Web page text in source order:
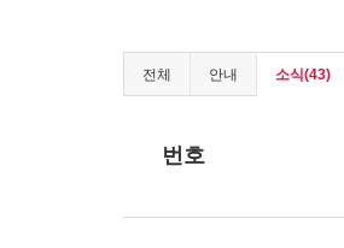
전체 안내 소식(43)
번호